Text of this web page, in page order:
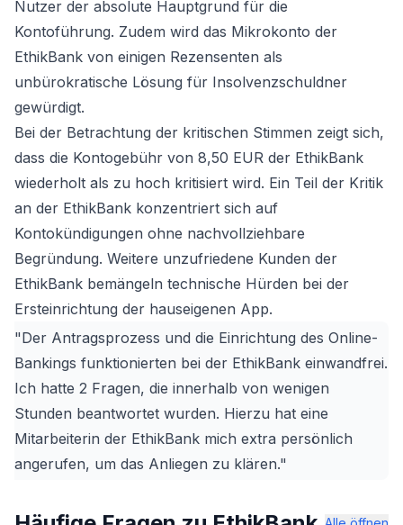
Nutzer der absolute Hauptgrund für die
Kontoführung. Zudem wird das Mikrokonto der
EthikBank von einigen Rezensenten als
unbürokratische Lösung für Insolvenzschuldner
gewürdigt.
Bei der Betrachtung der kritischen Stimmen zeigt sich,
dass die Kontogebühr von 8,50 EUR der EthikBank
wiederholt als zu hoch kritisiert wird. Ein Teil der Kritik
an der EthikBank konzentriert sich auf
Kontokündigungen ohne nachvollziehbare
Begründung. Weitere unzufriedene Kunden der
EthikBank bemängeln technische Hürden bei der
Ersteinrichtung der hauseigenen App.
"Der Antragsprozess und die Einrichtung des Online-
Bankings funktionierten bei der EthikBank einwandfrei.
Ich hatte 2 Fragen, die innerhalb von wenigen
Stunden beantwortet wurden. Hierzu hat eine
Mitarbeiterin der EthikBank mich extra persönlich
angerufen, um das Anliegen zu klären."